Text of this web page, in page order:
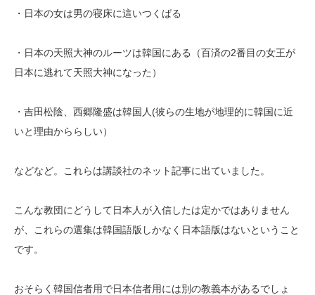
・日本の女は男の寝床に這いつくばる
・日本の天照大神のルーツは韓国にある（百済の2番目の女王が
日本に逃れて天照大神になった）
・吉田松陰、西郷隆盛は韓国人(彼らの生地が地理的に韓国に近
いと理由かららしい）
などなど。これらは講談社のネット記事に出ていました。
こんな教団にどうして日本人が入信したは定かではありません
が、これらの選集は韓国語版しかなく日本語版はないということ
です。
おそらく韓国信者用で日本信者用には別の教義本があるでしょ